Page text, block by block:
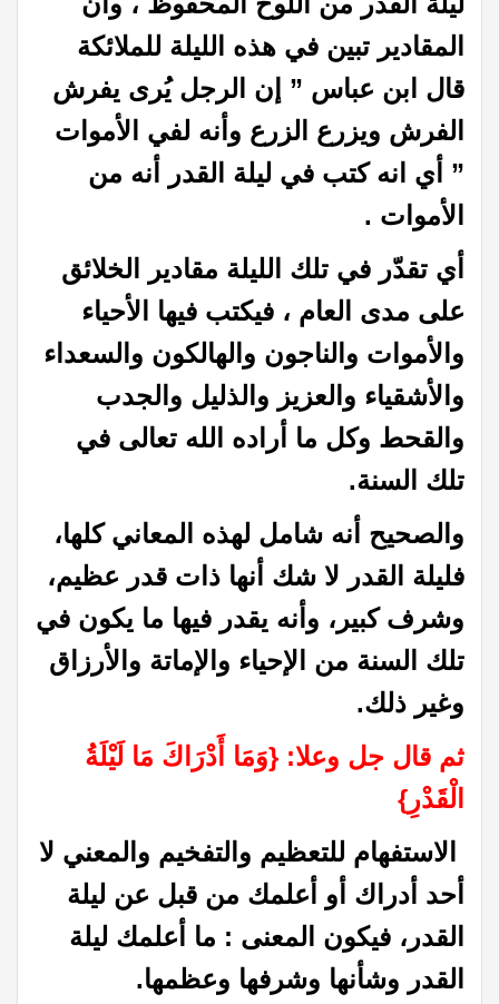
المقادير تبين في هذه الليلة للملائكة
قال ابن عباس ” إن الرجل يُرى يفرش
الفرش ويزرع الزرع وأنه لفي الأموات
” أي انه كتب في ليلة القدر أنه من
الأموات .
أي تقدّر في تلك الليلة مقادير الخلائق
على مدى العام ، فيكتب فيها الأحياء
والأموات والناجون والهالكون والسعداء
والأشقياء والعزيز والذليل والجدب
والقحط وكل ما أراده الله تعالى في
تلك السنة.
والصحيح أنه شامل لهذه المعاني كلها،
فليلة القدر لا شك أنها ذات قدر عظيم،
وشرف كبير، وأنه يقدر فيها ما يكون في
تلك السنة من الإحياء والإماتة والأرزاق
وغير ذلك‏.‏
ثم قال جل وعلا‏:‏ ‏{‏وَمَا أَدْرَاكَ مَا لَيْلَةُ
الْقَدْرِ‏}‏
الاستفهام للتعظيم والتفخيم والمعني لا
أحد أدراك أو أعلمك من قبل عن ليلة
القدر، فيكون المعنى : ما أعلمك ليلة
القدر وشأنها وشرفها وعظمها.